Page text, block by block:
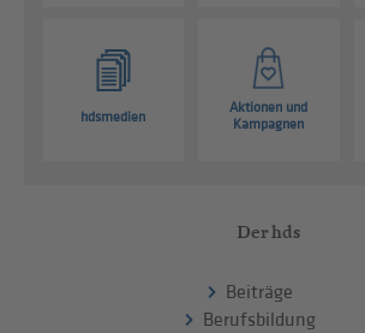
hdsmedien
Aktionen und
Kampagnen
Der hds
Beiträge
Berufsbildung